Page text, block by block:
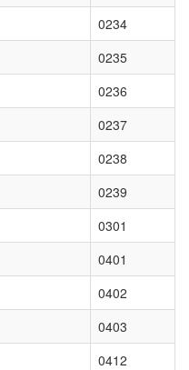
0234
0235
0236
0237
0238
0239
0301
0401
0402
0403
0412